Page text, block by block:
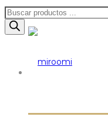
Búsqueda
de
productos